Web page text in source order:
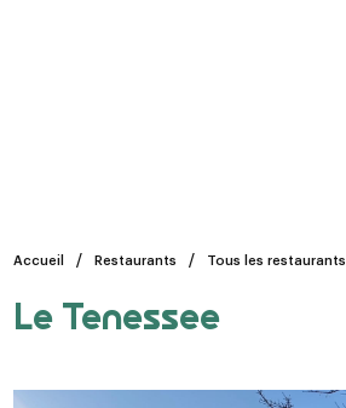
Accueil Restaurants Tous les restaurants
Le Tenessee